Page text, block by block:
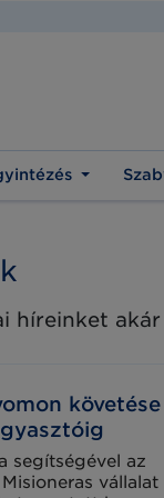
híreinket
követése
segítségével az
vállalat